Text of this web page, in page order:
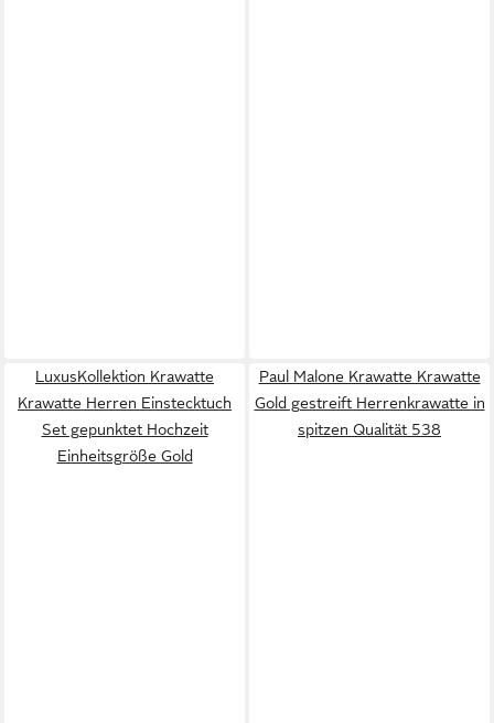
LuxusKollektion Krawatte
Krawatte Herren Einstecktuch
Set gepunktet Hochzeit
Einheitsgröße Gold
Paul Malone Krawatte Krawatte
Gold gestreift Herrenkrawatte in
spitzen Qualität 538